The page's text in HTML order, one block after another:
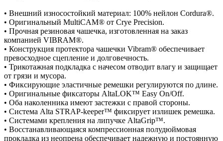
• Внешний износостойкий материал: 100% нейлон Cordura®.
• Оригинальный MultiCAM® от Crye Precision.
• Прочная резиновая чашечка, изготовленная на заказ
компанией VIBRAM®.
• Конструкция протектора чашечки Vibram® обеспечивает
превосходное сцепление и долговечность.
• Трикотажная подкладка с начесом отводит влагу и защищает
от грязи и мусора.
• Фиксирующие эластичные ремешки регулируются по длине.
• Оригинальные фиксаторы AltaLOK™ Easy On/Off.
• Оба наколенника имеют застежки с правой стороны.
• Система Alta STRAP-keeper™ фиксирует излишек ремешка.
• Системами крепления на липучке AltaGrip™.
• Восстанавливающаяся компрессионная полудюймовая
прокладка из неопрена обеспечивает надежную и постоянную